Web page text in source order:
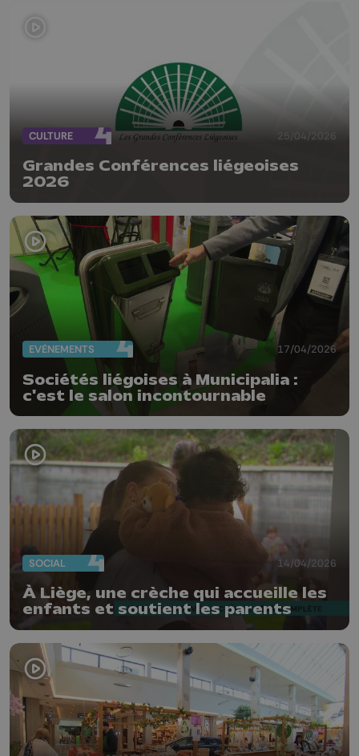
CULTURE 25/04/2026
Grandes Conférences liégeoises
2026
EVÈNEMENTS 17/04/2026
Sociétés liégoises à Municipalia :
c'est le salon incontournable
SOCIAL 14/04/2026
À Liège, une crèche qui accueille les
enfants et soutient les parents